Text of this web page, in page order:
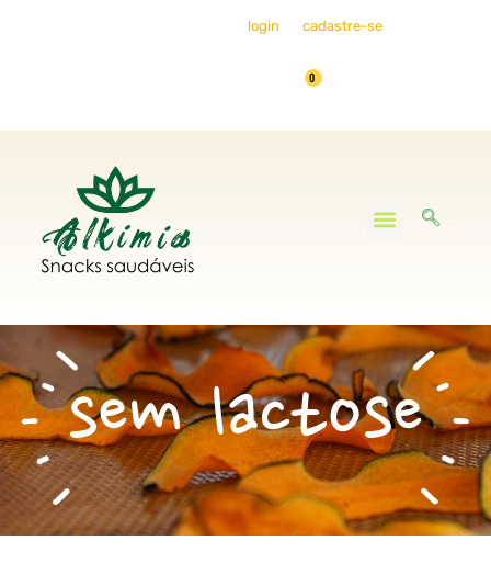
login cadastre-se
0
sem lactose